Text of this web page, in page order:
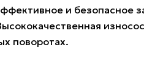
и безопасное
поворотах.